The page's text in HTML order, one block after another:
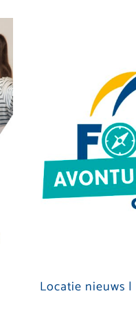
Locatie nieuws |